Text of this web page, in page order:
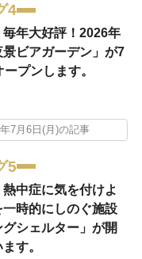
4
毎年大好評！2026年
景ビアガーデン」が7
プンします。
7月6日(月)の記事
5
熱中症に気を付けよ
一時的にしのぐ施設
グシェルター」が開
す。